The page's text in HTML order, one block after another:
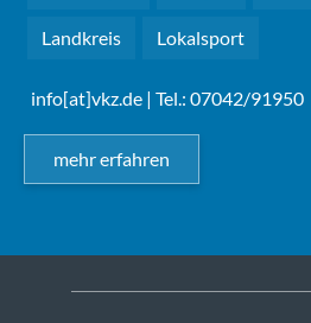
Landkreis Lokalsport
info[at]vkz.de | Tel.: 07042/91950
mehr erfahren